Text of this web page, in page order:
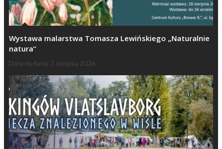
Wystawa malarstwa Tomasza Lewińskiego „Naturalnie
natura”
Data dodania 7 sierpnia 2026